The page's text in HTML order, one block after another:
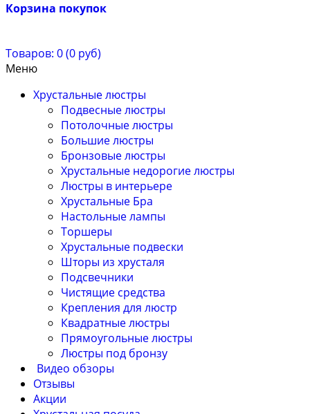
Корзина покупок
Товаров: 0 (0 руб)
Меню
Хрустальные люстры
Подвесные люстры
Потолочные люстры
Большие люстры
Бронзовые люстры
Хрустальные недорогие люстры
Люстры в интерьере
Хрустальные Бра
Настольные лампы
Торшеры
Хрустальные подвески
Шторы из хрусталя
Подсвечники
Чистящие средства
Крепления для люстр
Квадратные люстры
Прямоугольные люстры
Люстры под бронзу
Видео обзоры
Отзывы
Акции